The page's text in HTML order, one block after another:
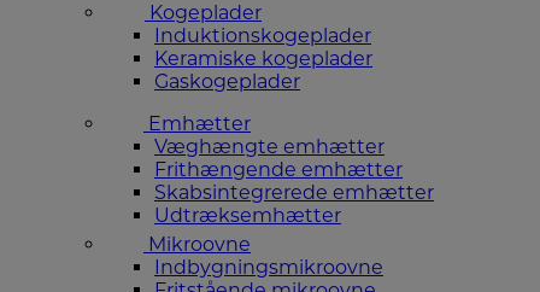
Kogeplader
Induktionskogeplader
Keramiske kogeplader
Gaskogeplader
Emhætter
Væghængte emhætter
Frithængende emhætter
Skabsintegrerede emhætter
Udtræksemhætter
Mikroovne
Indbygningsmikroovne